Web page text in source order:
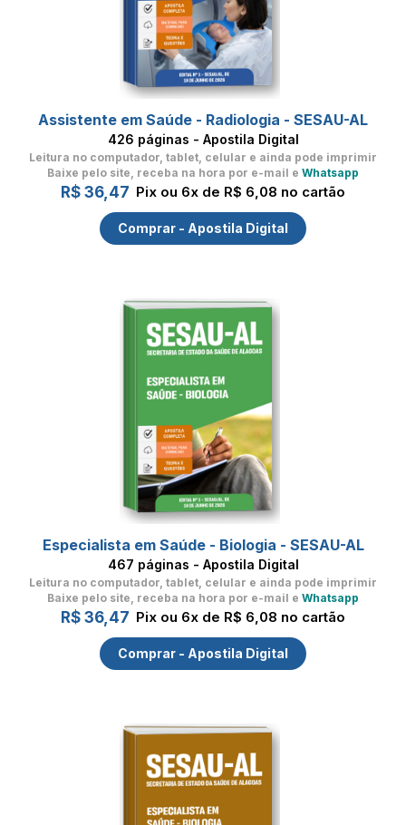
Assistente em Saúde - Radiologia - SESAU-AL
426 páginas - Apostila Digital
Leitura no computador, tablet, celular e ainda pode imprimir
Baixe pelo site, receba na hora por e-mail e Whatsapp
R$ 36,47 Pix ou 6x de R$ 6,08 no cartão
Comprar - Apostila Digital
Especialista em Saúde - Biologia - SESAU-AL
467 páginas - Apostila Digital
Leitura no computador, tablet, celular e ainda pode imprimir
Baixe pelo site, receba na hora por e-mail e Whatsapp
R$ 36,47 Pix ou 6x de R$ 6,08 no cartão
Comprar - Apostila Digital